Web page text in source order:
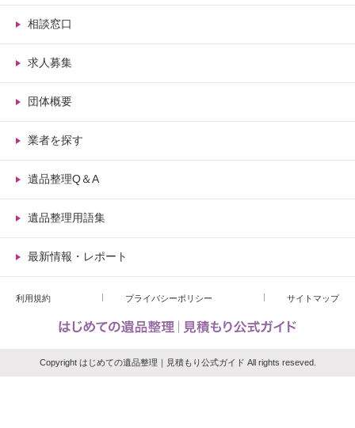
相談窓口
求人募集
団体概要
業者を探す
遺品整理Q＆A
遺品整理用語集
最新情報・レポート
利用規約 プライバシーポリシー サイトマップ
Copyright はじめての遺品整理｜見積もり公式ガイド All rights reseved.